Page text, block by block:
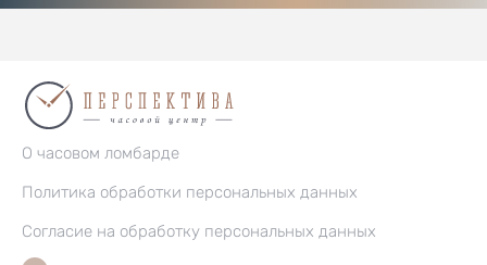
О часовом ломбарде
Политика обработки персональных данных
Согласие на обработку персональных данных